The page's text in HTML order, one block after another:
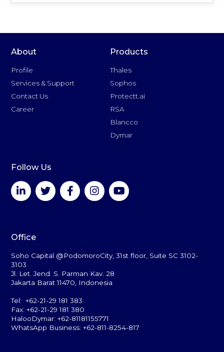
About
Profile
Services & Support
Contact Us
Career
Products
Thales
Sophos
Protectt.ai
RSA
Blancco
Dymar
Follow Us
Office
Soho Capital @PodomoroCity, 31st floor, Suite SC 3102-
3103
Jl. Let. Jend. S. Parman Kav. 28
Jakarta Barat 11470, Indonesia
Tel: +62-21-29 181 383
Fax: +62-21-29 181 380
HalooDymar: +62-81181155771
WhatsApp Business: +62-811-8254-817